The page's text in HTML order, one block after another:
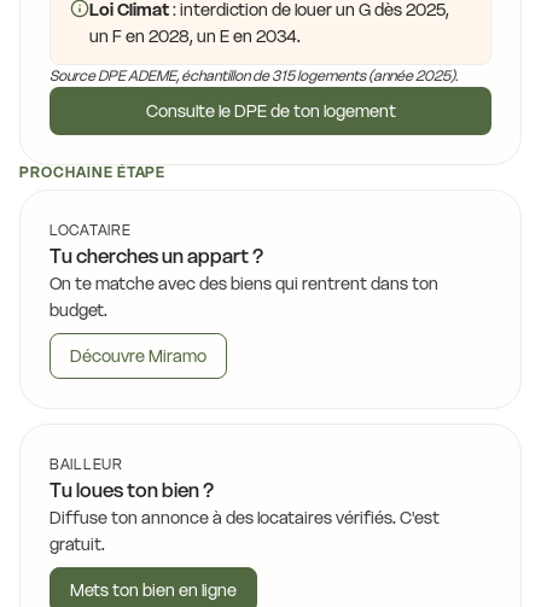
Loi Climat: interdiction de louer un G dès 2025,
un F en 2028, un E en 2034.
Source DPE ADEME, échantillon de 315 logements (année 2025).
Consulte le DPE de ton logement
PROCHAINE ÉTAPE
LOCATAIRE
Tu cherches un appart ?
On te matche avec des biens qui rentrent dans ton
budget.
Découvre Miramo
BAILLEUR
Tu loues ton bien ?
Diffuse ton annonce à des locataires vérifiés. C'est
gratuit.
Mets ton bien en ligne